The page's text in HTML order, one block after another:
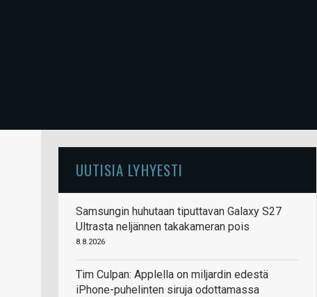
UUTISIA LYHYESTI
Samsungin huhutaan tiputtavan Galaxy S27
Ultrasta neljännen takakameran pois
8.8.2026
Tim Culpan: Applella on miljardin edestä
iPhone-puhelinten siruja odottamassa